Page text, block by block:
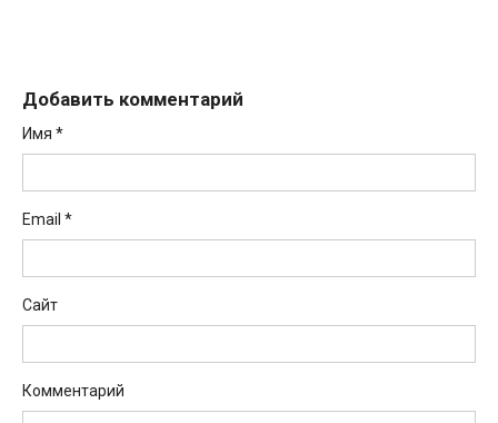
Добавить комментарий
Имя *
Email *
Сайт
Комментарий